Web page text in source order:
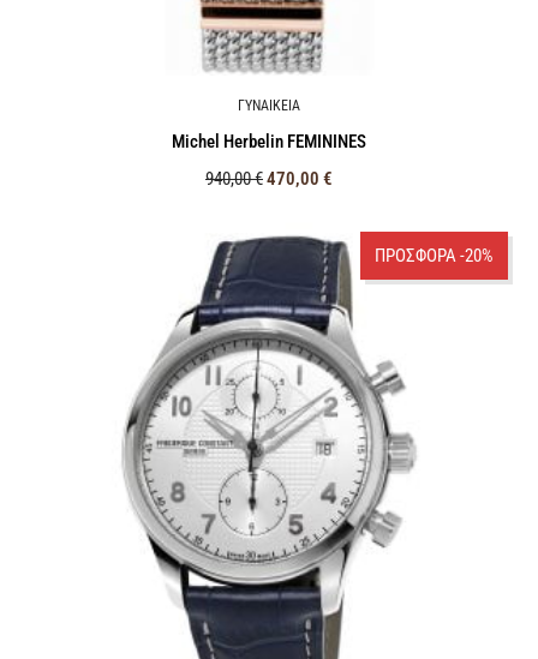
ΓΥΝΑΙΚΕΙΑ
Michel Herbelin FEMININES
940,00€470,00 €
ΠΡΟΣΦΟΡΑ -20%